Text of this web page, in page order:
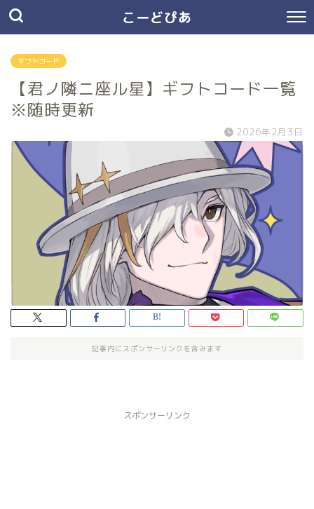
こーどぴあ
ギフトコード
【君ノ隣ニ座ル星】ギフトコード一覧
※随時更新
2026年2月3日
記事内にスポンサーリンクを含みます
スポンサーリンク